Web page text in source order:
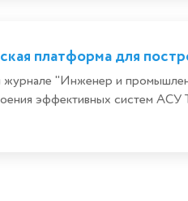
платформа для
журнале "Инженер и
эффективных систем